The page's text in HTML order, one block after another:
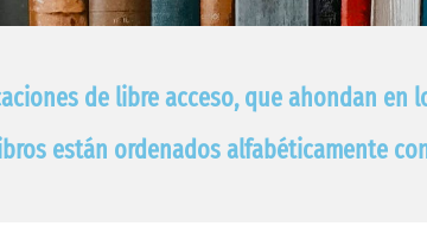
de libre acceso, que ahondan en
están ordenados alfabéticamente